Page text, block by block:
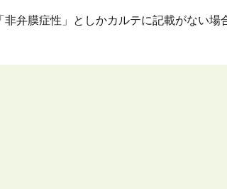
弁膜症性」としかカルテに記載がない場